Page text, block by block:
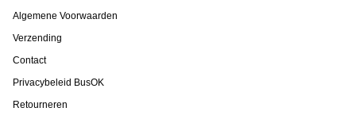
Algemene Voorwaarden
Verzending
Contact
Privacybeleid BusOK
Retourneren